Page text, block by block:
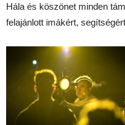
Hála és köszönet minden
felajánlott imákért,